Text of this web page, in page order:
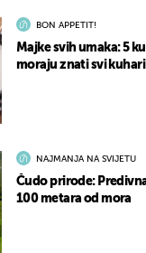
BON APPETIT!
Majke svih umaka: 5
moraju znati svi kuhari
NAJMANJA NA SVIJETU
Čudo prirode:
100 metara od mora